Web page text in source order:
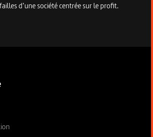
d’une société centrée sur le profit.
section gauche